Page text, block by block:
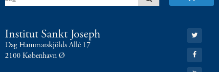
Institut Sankt Joseph
Dag Hammarskjölds Allé 17
2100 København Ø
Gå
til:
Twitter
Gå
til:
Facebook